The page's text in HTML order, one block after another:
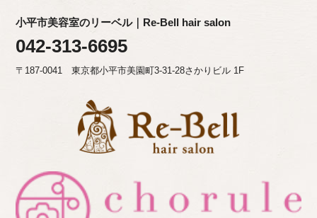
小平市美容室のリーベル｜Re-Bell hair salon
042-313-6695
〒187-0041 東京都小平市美園町3-31-28さかりビル 1F